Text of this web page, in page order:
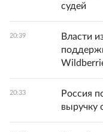
судей
20:39
Власти
20:33
Россия
выручку